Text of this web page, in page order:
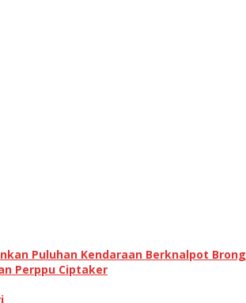
Puluhan Kendaraan Berknalpot Brong
Perppu Ciptaker